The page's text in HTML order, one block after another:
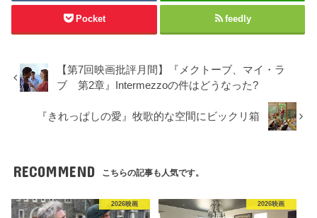
Pocket feedly
【第7回映画批評月間】『メクトーブ、マイ・ラ
ブ 第2章』Intermezzoの件はどうなった?
『きれっぱしの愛』牧歌的な空間にビックリ箱
RECOMMEND こちらの記事も人気です。
2026映画 2026映画